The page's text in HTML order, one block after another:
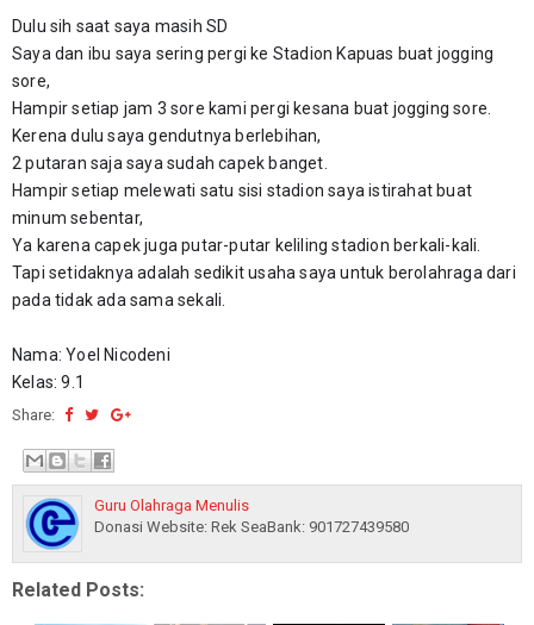
Dulu sih saat saya masih SD
Saya dan ibu saya sering pergi ke Stadion Kapuas buat jogging
sore,
Hampir setiap jam 3 sore kami pergi kesana buat jogging sore.
Kerena dulu saya gendutnya berlebihan,
2 putaran saja saya sudah capek banget.
Hampir setiap melewati satu sisi stadion saya istirahat buat
minum sebentar,
Ya karena capek juga putar-putar keliling stadion berkali-kali.
Tapi setidaknya adalah sedikit usaha saya untuk berolahraga dari
pada tidak ada sama sekali.
Nama: Yoel Nicodeni
Kelas: 9.1
Share:
Guru Olahraga Menulis
Donasi Website: Rek SeaBank: 901727439580
Related Posts: